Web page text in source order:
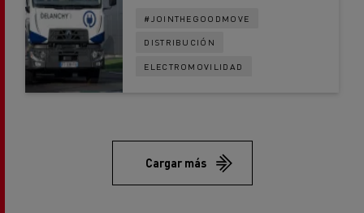
#JOINTHEGOODMOVE
DISTRIBUCIÓN
ELECTROMOVILIDAD
Cargar más